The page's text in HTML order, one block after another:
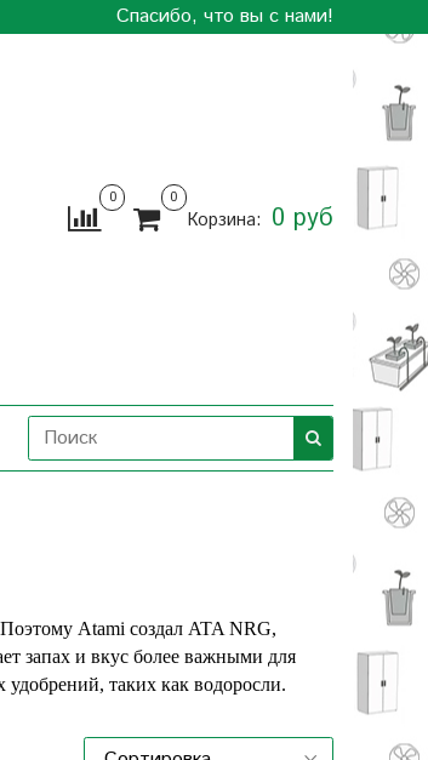
Спасибо, что вы с нами!
0 0
Корзина: 0 руб
Atami создал ATA NRG,
запах и вкус более важными для
таких как водоросли.